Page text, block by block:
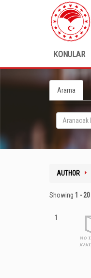
KONULAR
Arama
AUTHOR
Showing 1 - 20
1